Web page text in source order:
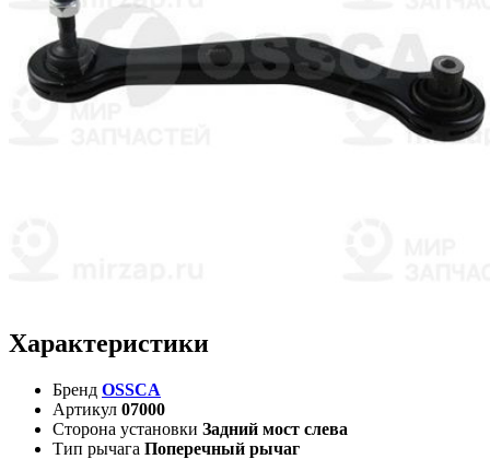
Характеристики
Бренд OSSCA
Артикул 07000
Сторона установки Задний мост слева
Тип рычага Поперечный рычаг